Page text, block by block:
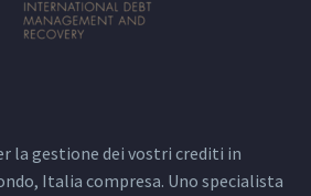
la gestione dei vostri crediti in
Italia compresa. Uno specialista